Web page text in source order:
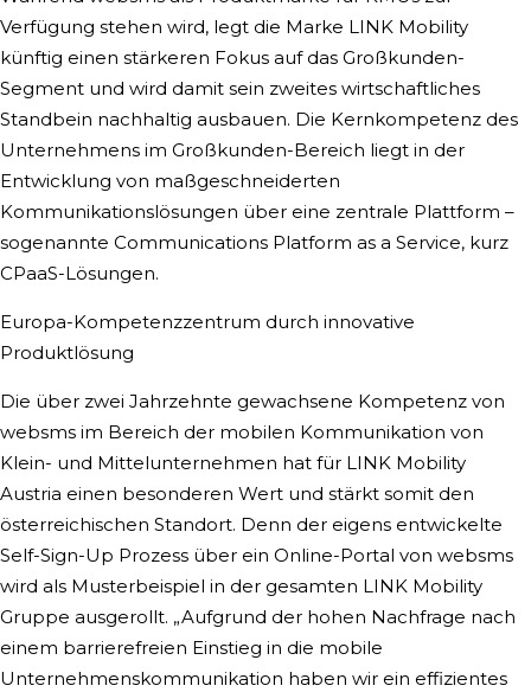
Verfügung stehen wird, legt die Marke LINK Mobility
künftig einen stärkeren Fokus auf das Großkunden-
Segment und wird damit sein zweites wirtschaftliches
Standbein nachhaltig ausbauen. Die Kernkompetenz des
Unternehmens im Großkunden-Bereich liegt in der
Entwicklung von maßgeschneiderten
Kommunikationslösungen über eine zentrale Plattform –
sogenannte Communications Platform as a Service, kurz
CPaaS-Lösungen.
Europa-Kompetenzzentrum durch innovative
Produktlösung
Die über zwei Jahrzehnte gewachsene Kompetenz von
websms im Bereich der mobilen Kommunikation von
Klein- und Mittelunternehmen hat für LINK Mobility
Austria einen besonderen Wert und stärkt somit den
österreichischen Standort. Denn der eigens entwickelte
Self-Sign-Up Prozess über ein Online-Portal von websms
wird als Musterbeispiel in der gesamten LINK Mobility
Gruppe ausgerollt. „Aufgrund der hohen Nachfrage nach
einem barrierefreien Einstieg in die mobile
Unternehmenskommunikation haben wir ein effizientes